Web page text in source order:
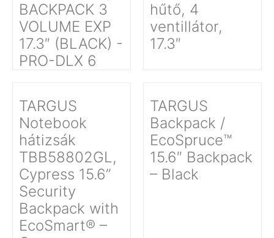
BACKPACK 3
VOLUME EXP
17.3″ (BLACK) -
PRO-DLX 6
hűtő, 4
ventillátor,
17.3″
TARGUS
Notebook
hátizsák
TBB58802GL,
Cypress 15.6”
Security
Backpack with
EcoSmart® –
TARGUS
Backpack /
EcoSpruce™
15.6″ Backpack
– Black